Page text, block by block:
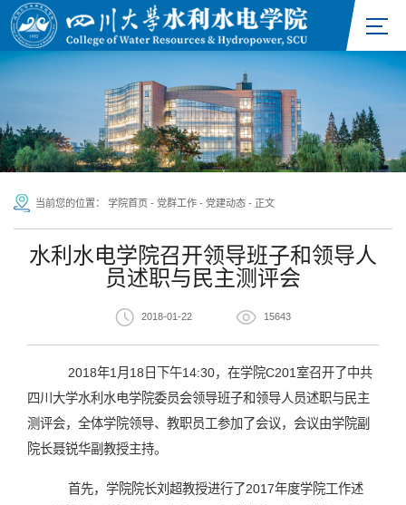
当前您的位置： 学院首页 - 党群工作 - 党建动态 - 正文
水利水电学院召开领导班子和领导人
员述职与民主测评会
2018-01-22 15643
2018年1月18日下午14:30，在学院C201室召开了中共
四川大学水利水电学院委员会领导班子和领导人员述职与民主
测评会，全体学院领导、教职员工参加了会议，会议由学院副
院长聂锐华副教授主持。
首先，学院院长刘超教授进行了2017年度学院工作述